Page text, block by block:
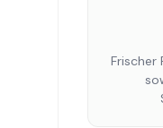
Frischer